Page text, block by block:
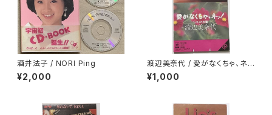
酒井法子 / NORI Ping
¥2,000
渡辺美奈代 / 愛がなくちゃ、ネ
ッ！
¥1,000